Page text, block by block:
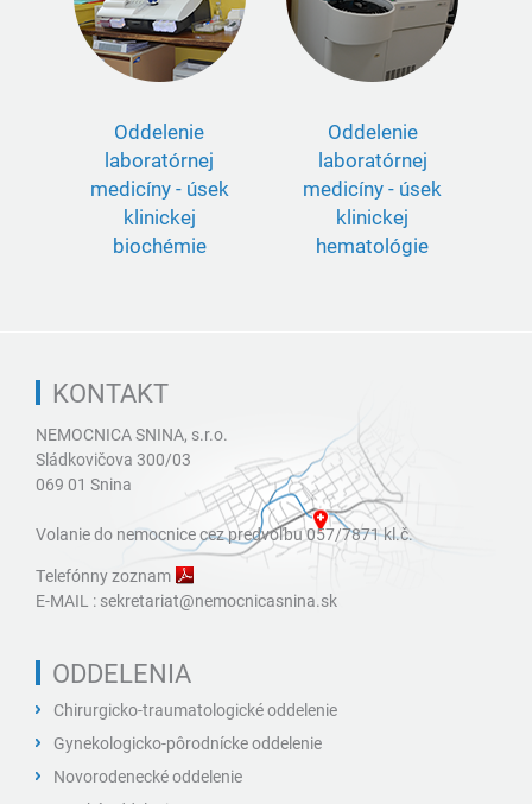
Oddelenie
laboratórnej
medicíny - úsek
klinickej
biochémie
Oddelenie
laboratórnej
medicíny - úsek
klinickej
hematológie
KONTAKT
NEMOCNICA SNINA, s.r.o.
Sládkovičova 300/03
069 01 Snina
Volanie do nemocnice cez predvoľbu 057/7871 kl.č.
Telefónny zoznam
E-MAIL : sekretariat@nemocnicasnina.sk
ODDELENIA
Chirurgicko-traumatologické oddelenie
Gynekologicko-pôrodnícke oddelenie
Novorodenecké oddelenie